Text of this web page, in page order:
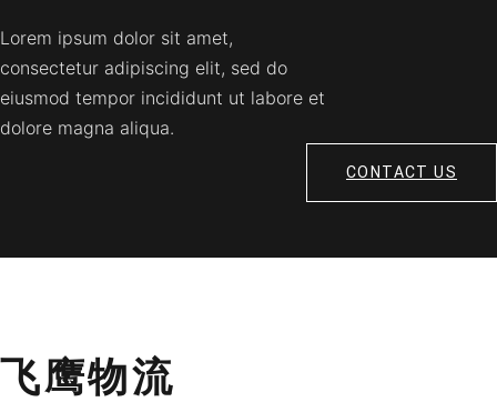
Lorem ipsum dolor sit amet,
consectetur adipiscing elit, sed do
eiusmod tempor incididunt ut labore et
dolore magna aliqua.
CONTACT US
飞鹰物流